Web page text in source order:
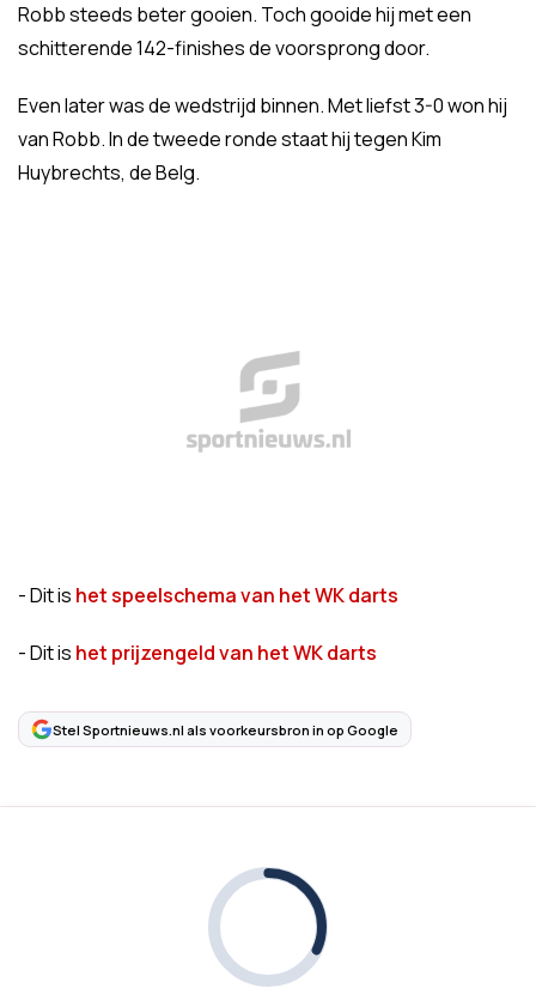
Robb steeds beter gooien. Toch gooide hij met een
schitterende 142-finishes de voorsprong door.
Even later was de wedstrijd binnen. Met liefst 3-0 won hij
van Robb. In de tweede ronde staat hij tegen Kim
Huybrechts, de Belg.
- Dit is het speelschema van het WK darts
- Dit is het prijzengeld van het WK darts
Stel Sportnieuws.nl als voorkeursbron in op Google